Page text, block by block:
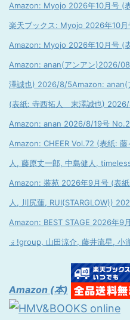
Amazon: Myojo 2026年10月号 (
楽天ブックス: Myojo 2026年10
Amazon: Myojo 2026年10月号 (
Amazon: anan(アンアン)2026/
澤誠也) 2026/8/5Amazon:
(表紙: 寺西拓人 末澤誠也)
Amazon: anan 2026/8/19号
Amazon: CHEER Vol.72 (表紙:
人, 藤原丈一郎, 中島健人,
Amazon: 装苑 2026年9月号 (表
人, 川尻蓮, RUI(STARGLOW))
Amazon: BEST STAGE 2026年9
ぇ!group, 山田涼介, 藤井流星,
Amazon (本)